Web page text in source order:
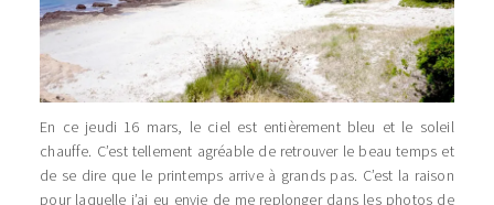
En ce jeudi 16 mars, le ciel est entièrement bleu et le soleil
chauffe. C’est tellement agréable de retrouver le beau temps et
de se dire que le printemps arrive à grands pas. C’est la raison
pour laquelle j’ai eu envie de me replonger dans les photos de